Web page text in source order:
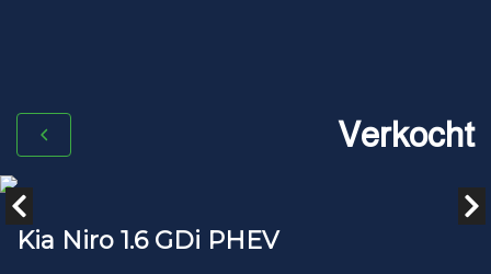
Verkocht
Kia Niro 1.6 GDi PHEV